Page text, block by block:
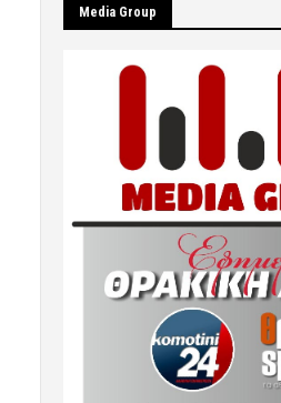
Μedia Group